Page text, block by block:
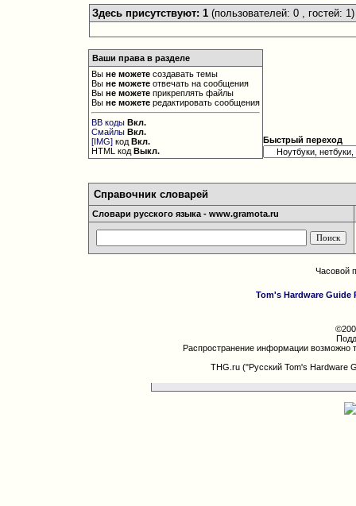
Здесь присутствуют: 1 (пользователей: 0 , гостей: 1)
Ваши права в разделе
Выне можете создавать темы
Выне можете отвечать на сообщения
Выне можете прикреплять файлы
Выне можете редактировать сообщения
BB коды Вкл.
Смайлы Вкл.
[IMG] кодВкл.
HTML кодВыкл.
Быстрый переход
Справочник словарей
Словари русского языка - www.gramota.ru
Часовой
Tom's Hardware Guide
Распространение информации возможно
THG.ru ("Русский Tom's Hardware